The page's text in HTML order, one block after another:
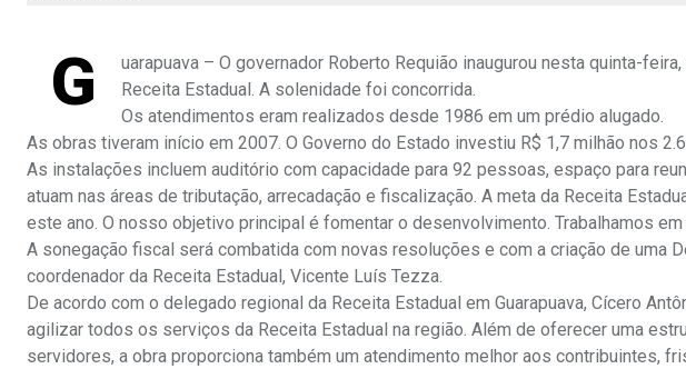
G
uarapuava – O governador Roberto Requião inaugurou nesta quinta-
Receita Estadual. A solenidade foi concorrida.
Os atendimentos eram realizados desde 1986 em um prédio alugado.
As obras tiveram início em 2007. O Governo do Estado investiu R$ 1,7 milhão nos
As instalações incluem auditório com capacidade para 92 pessoas, espaço para
atuam nas áreas de tributação, arrecadação e fiscalização. A meta da Receita
este ano. O nosso objetivo principal é fomentar o desenvolvimento. Trabalhamos
A sonegação fiscal será combatida com novas resoluções e com a criação de uma
coordenador da Receita Estadual, Vicente Luís Tezza.
De acordo com o delegado regional da Receita Estadual em Guarapuava, Cícero
agilizar todos os serviços da Receita Estadual na região. Além de oferecer uma
servidores, a obra proporciona também um atendimento melhor aos contribuintes,